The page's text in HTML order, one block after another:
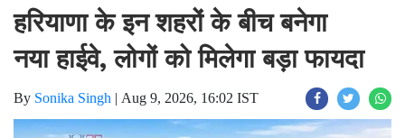
हरियाणा के इन शहरों के बीच बनेगा
नया हाईवे, लोगों को मिलेगा बड़ा फायदा
By Sonika Singh | Aug 9, 2026, 16:02 IST